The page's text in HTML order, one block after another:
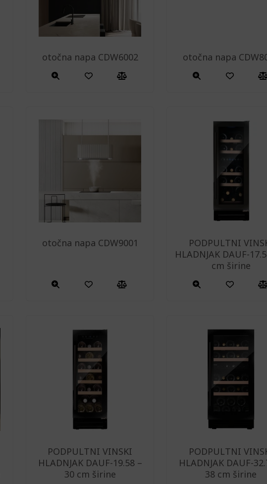
otočna napa CDW6002 otočna napa
otočna napa CDW9001
PODPULTNI
HLADNJAK DAUF-
cm širine
Ovaj
Opcije
se
mogu
odabrati
proizvoda
PODPULTNI VINSKI
HLADNJAK DAUF-19.58 –
30 cm širine
PODPULTNI
HLADNJAK DAUF-
38 cm širine